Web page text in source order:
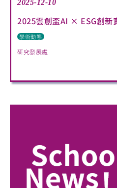
2025-12-10
2025雲創盃AI × ESG創新
學術動態
研究發展處